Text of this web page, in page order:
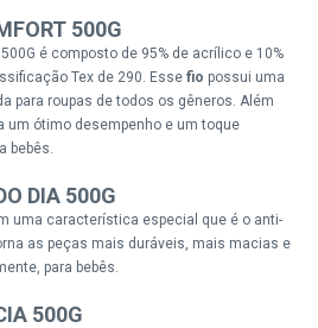
500G
500G é composto de 95% de acrílico e 10%
Tex de 290. Essefio possui uma
para roupas de todos os gêneros. Além
um ótimo desempenho e um toque
bebês.
DIA 500G
uma característica especial que é o anti-
as peças mais duráveis, mais macias e
para bebês.
500G